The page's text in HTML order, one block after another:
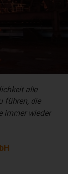
alle
führen, die
immer wieder